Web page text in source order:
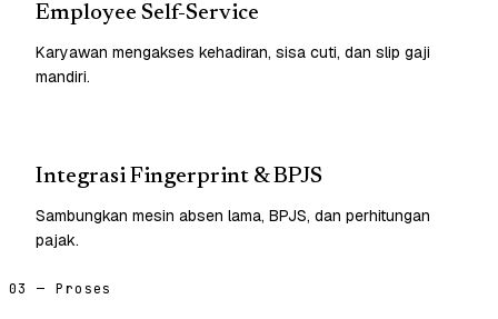
Employee Self-Service
Karyawan mengakses kehadiran, sisa cuti, dan slip gaji
mandiri.
Integrasi Fingerprint & BPJS
Sambungkan mesin absen lama, BPJS, dan perhitungan
pajak.
03 — Proses